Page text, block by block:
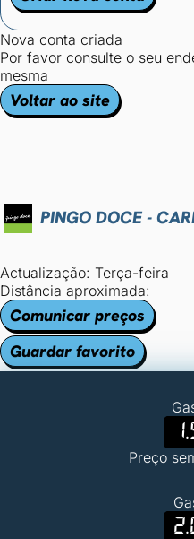
Nova conta criada
Por favor consulte o seu
mesma
Voltar ao site
PINGO DOCE -
Actualização: Terça-feira
Distância aproximada:
Comunicar preços
Guardar favorito
Preço